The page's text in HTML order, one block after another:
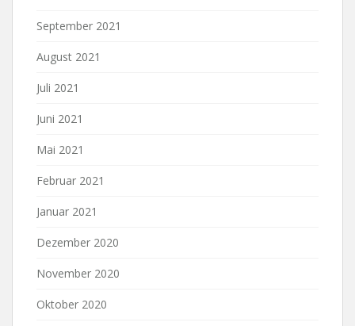
September 2021
August 2021
Juli 2021
Juni 2021
Mai 2021
Februar 2021
Januar 2021
Dezember 2020
November 2020
Oktober 2020